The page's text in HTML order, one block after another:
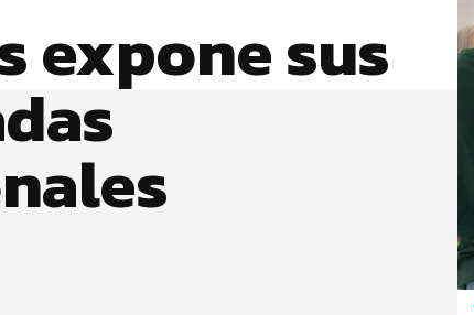
expone sus